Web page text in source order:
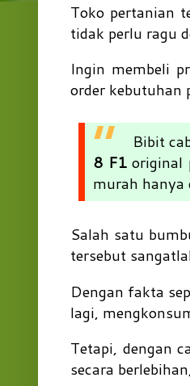
Toko pertanian
tidak perlu ragu
Ingin membeli
order kebutuhan
Bibit
8 F1original
murah hanya
Salah satu
tersebut
Dengan fakta
lagi,
Tetapi, dengan
secara